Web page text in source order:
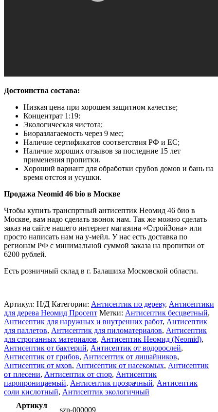
Достоинства состава:
Низкая цена при хорошем защитном качестве;
Концентрат 1:19:
Экологическая чистота;
Биоразлагаемость через 9 мес;
Наличие сертификатов соответствия РФ и ЕС;
Наличие хороших отзывов за последние 15 лет
применения пропитки.
Хороший вариант для обработки срубов домов и бань на
время отстоя и усушки.
Продажа Neomid 46 bio в Москве
Чтобы купить транспртный антисептик Неомид 46 био в
Москве, вам надо сделать звонок нам. Так же можно сделать
заказ на сайте нашего интернет магазина «СтройЗона» или
просто написать нам на у-мейл. У нас есть доставка по
регионам РФ с минимальной суммой заказа на пропитки от
6200 рублей.
Есть розничный склад в г. Балашиха Московской области.
Артикул: Н/Д Категории: Антисептик по дереву, Антисептики
для дерева Неомид Просепт Метки: Антисептик бесцветный,
Антисептик для наружных и внутренних работ, Антисептик
для паллетов, Антисептик для пиломатериалов, Антисептик
для строганных материалов, Антисептик Неомид (Neomid),
Антисептик от бактерий, Антисептик от водорослей,
Антисептик от грибов, Антисептик от лишайников,
Антисептик от мхов, Антисептик от насекомых, Антисептик
от плесени, Антисептик от спор, Антисептик
паропроницаемый, Антисептик прозрачный, Антисептик
соли кислотный, Антисептик экологичный
Артикул
szn-000009